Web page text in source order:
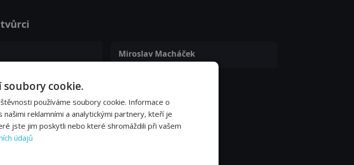
Miroslav Macháček
cookie.
používáme soubory cookie. Informace o
reklamními a analytickými partnery, kteří je
jste jim poskytli nebo které shromáždili při vašem
údajů